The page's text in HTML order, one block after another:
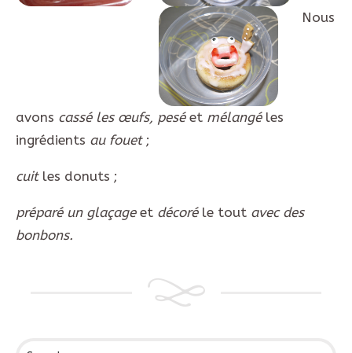
Nous
avons cassé les œufs, peséet mélangéles
ingrédients au fouet ;
cuitles donuts ;
préparé un glaçageet décoréle tout avec des
bonbons.